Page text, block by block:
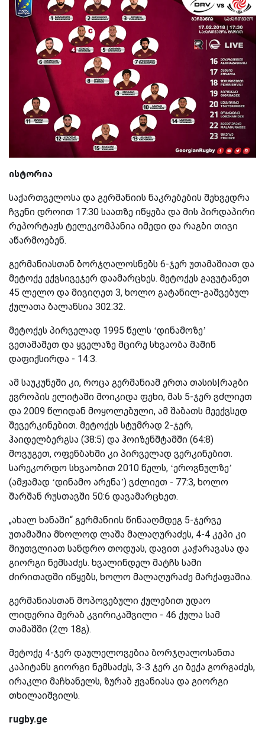
ისტორია
საქართველოსა და გერმანიის ნაკრებების შეხვედრა
ჩვენი დროით 17:30 საათზე იწყება და მის პირდაპირი
რეპორტაჟს ტელეკომპანია იმედი და რაგბი თივი
აწარმოებენ.
გერმანიასთან ბორჯღალოსნებს 6-ჯერ უთამაშიათ და
მეტოქე ექვსივეჯერ დაამარცხეს. მეტოქეს გავუტანეთ
45 ლელო და მივიღეთ 3, ხოლო გატანილ-გაშვებულ
ქულათა ბალანსია 302:32.
მეტოქეს პირველად 1995 წელს ‘დინამოზე’
ვეთამაშეთ და ყველაზე მცირე სხვაობა მაშინ
დაფიქსირდა - 14:3.
ამ საუკუნეში კი, როცა გერმანიამ ერთა თასის|რაგბი
ევროპის ელიტაში მოიკიდა ფეხი, მას 5-ჯერ ვძლიეთ
და 2009 წლიდან მოყოლებული, ამ შაბათს მეექვსედ
შევერკინებით. მეტოქეს სტუმრად 2-ჯერ,
ჰაიდელბერგსა (38:5) და ჰოიზენშტამში (64:8)
მოვუგეთ, ოფენბახში კი პირველად ვერკინებით.
სარეკორდო სხვაობით 2010 წელს, ‘ეროვნულზე’
(ამჟამად ‘დინამო არენა’) ვძლიეთ - 77:3, ხოლო
შარშან რუსთავში 50:6 დავამარცხეთ.
„ახალ ხანაში“ გერმანიის წინააღმდეგ 5-ჯერვე
უთამაშია მხოლოდ ლაშა მალაღურაძეს, 4-4 კეპი კი
მიუთვლიათ სანდრო თოდუას, დავით კაჭარავასა და
გიორგი ნემსაძეს. ხვალინდელ მატჩს სამი
ძირითადში იწყებს, ხოლო მალაღურაძე მარქაფაშია.
გერმანიასთან მოპოვებული ქულებით უდაო
ლიდერია მერაბ კვირიკაშვილი - 46 ქულა სამ
თამაშში (2ლ 18გ).
მეტოქე 4-ჯერ დაულელოვებია ბორჯღალოსანთა
კაპიტანს გიორგი ნემსაძეს, 3-3 ჯერ კი ბექა გორგაძეს,
ირაკლი მაჩხანელს, ზურაბ ჟვანიასა და გიორგი
თხილაიშვილს.
rugby.ge